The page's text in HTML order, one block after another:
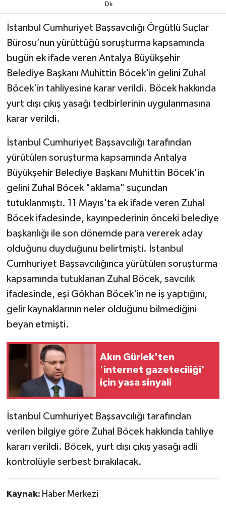
Dk
İstanbul Cumhuriyet Başsavcılığı Örgütlü Suçlar
Bürosu’nun yürüttüğü soruşturma kapsamında
bugün ek ifade veren Antalya Büyükşehir
Belediye Başkanı Muhittin Böcek'in gelini Zuhal
Böcek’in tahliyesine karar verildi. Böcek hakkında
yurt dışı çıkış yasağı tedbirlerinin uygulanmasına
karar verildi.
İstanbul Cumhuriyet Başsavcılığı tarafından
yürütülen soruşturma kapsamında Antalya
Büyükşehir Belediye Başkanı Muhittin Böcek'in
gelini Zuhal Böcek "aklama" suçundan
tutuklanmıştı. 11 Mayıs'ta ek ifade veren Zuhal
Böcek ifadesinde, kayınpederinin önceki belediye
başkanlığı ile son dönemde para vererek aday
olduğunu duyduğunu belirtmişti. İstanbul
Cumhuriyet Başsavcılığınca yürütülen soruşturma
kapsamında tutuklanan Zuhal Böcek, savcılık
ifadesinde, eşi Gökhan Böcek'in ne iş yaptığını,
gelir kaynaklarının neler olduğunu bilmediğini
beyan etmişti.
Akın Gürlek'ten
'internet gazeteciliği'
için yasa sinyali
İstanbul Cumhuriyet Başsavcılığı tarafından
verilen bilgiye göre Zuhal Böcek hakkında tahliye
kararı verildi. Böcek, yurt dışı çıkış yasağı adli
kontrolüyle serbest bırakılacak.
Kaynak: Haber Merkezi
Yurt
2024 Seçim Sonuçları